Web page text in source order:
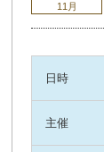
11月
日時
主催